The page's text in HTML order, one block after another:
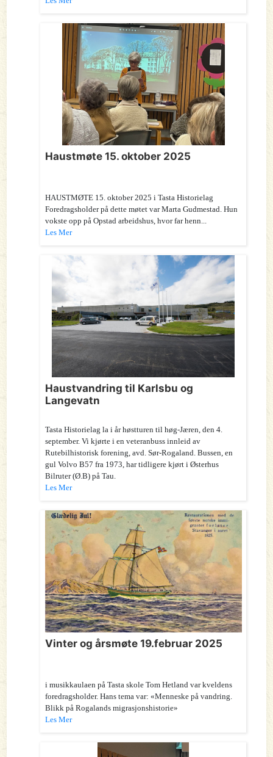
Haustmøte 15. oktober 2025
HAUSTMØTE 15. oktober 2025 i Tasta Historielag
Foredragsholder på dette møtet var Marta Gudmestad. Hun
vokste opp på Opstad arbeidshus, hvor far henn...
Les Mer
Haustvandring til Karlsbu og
Langevatn
Tasta Historielag la i år høstturen til høg-Jæren, den 4.
september. Vi kjørte i en veteranbuss innleid av
Rutebilhistorisk forening, avd. Sør-Rogaland. Bussen, en
gul Volvo B57 fra 1973, har tidligere kjørt i Østerhus
Bilruter (Ø.B) på Tau.
Les Mer
Vinter og årsmøte 19.februar 2025
i musikkaulaen på Tasta skole Tom Hetland var kveldens
foredragsholder. Hans tema var: «Menneske på vandring.
Blikk på Rogalands migrasjonshistorie»
Les Mer